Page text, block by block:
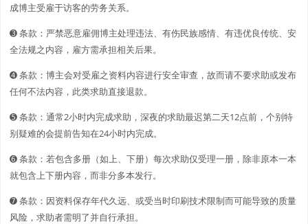
成博主受雇于访客的劳务关系。
➌ 条款：严禁恶意雇佣博主处理违法、有伤民族感情、有违优良传统、安
全法规之内容，雇方需承担相关后果。
➍ 条款：博主会对受雇之资料内容进行安全审查，故而请不要求助或发布
任何不法内容，此类求助直接退款。
➎ 条款：通常2小时内完成求助，深夜的求助最迟第二天12点前，个别特
别疑难的会提前告知在24小时内完成。
➏ 条款：若包含多册（如上、下册）每次求助仅受理一册，除非原本一本
就包含上下册内容，而非分多本发行。
➐ 条款：因资料保存年代久远、或受当时印刷技术限制而可能导致的质量
风险，求助者需明了并自行承担。